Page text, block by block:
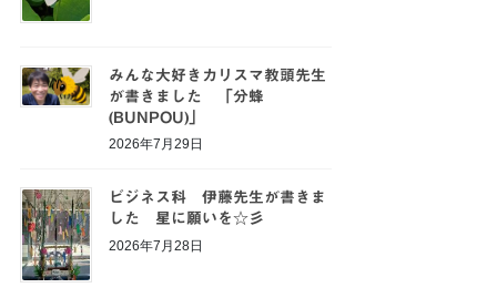
みんな大好きカリスマ教頭先生
が書きました 「分蜂
(BUNPOU)」
2026年7月29日
ビジネス科 伊藤先生が書きま
した 星に願いを☆彡
2026年7月28日